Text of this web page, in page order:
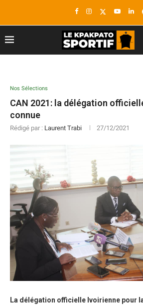
Nos Sélections
CAN 2021: la délégation
connue
Rédigé par : Laurent Trabi 27/12/2021
La délégation officielle Ivoirienne pour